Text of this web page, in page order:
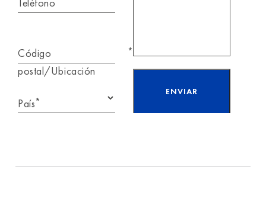
Código
postal/Ubicación
*
País*